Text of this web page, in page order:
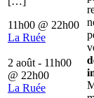
11h00 @ 22h00
La Ruée
2 août - 11h00
@ 22h00
La Ruée